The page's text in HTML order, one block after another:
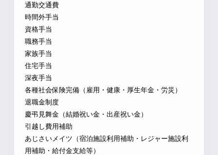
通勤交通費
時間外手当
資格手当
職務手当
家族手当
住宅手当
深夜手当
各種社会保険完備（雇用・健康・厚生年金・労災）
退職金制度
慶弔見舞金（結婚祝い金・出産祝い金）
引越し費用補助
あじさいメイツ（宿泊施設利用補助・レジャー施設利
用補助・給付金支給等）